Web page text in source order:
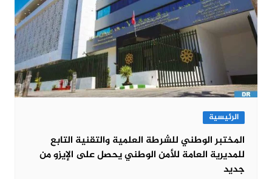
الرئيسية
المختبر الوطني للشرطة العلمية والتقنية التابع
للمديرية العامة للأمن الوطني يحصل على الإيزو من
جديد